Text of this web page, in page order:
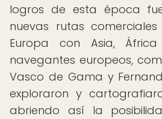
logros de esta época
nuevas rutas
Europa con Asia,
navegantes europeos,
Vasco de Gama y
exploraron y
abriendo así la